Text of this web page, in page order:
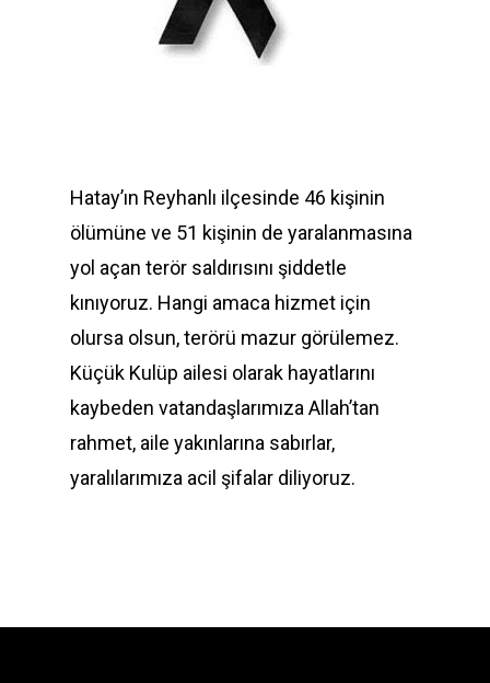
Hatay’ın Reyhanlı ilçesinde 46 kişinin
ölümüne ve 51 kişinin de yaralanmasına
yol açan terör saldırısını şiddetle
kınıyoruz. Hangi amaca hizmet için
olursa olsun, terörü mazur görülemez.
Küçük Kulüp ailesi olarak hayatlarını
kaybeden vatandaşlarımıza Allah’tan
rahmet, aile yakınlarına sabırlar,
yaralılarımıza acil şifalar diliyoruz.